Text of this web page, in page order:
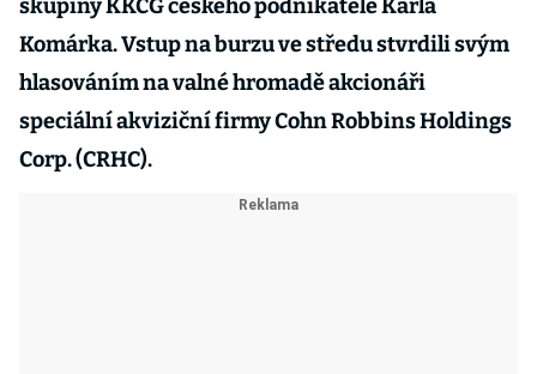
skupiny KKCG českého podnikatele Karla
Komárka. Vstup na burzu ve středu stvrdili svým
hlasováním na valné hromadě akcionáři
speciální akviziční firmy Cohn Robbins Holdings
Corp. (CRHC).